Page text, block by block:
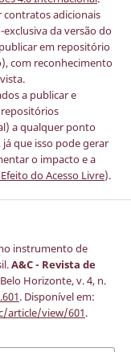
contratos adicionais
da versão do
em repositório
com reconhecimento
a publicar e
a qualquer ponto
que isso pode gerar
o impacto e a
do Acesso Livre).
instrumento de
A&C - Revista de
Horizonte, v. 4, n.
. Disponível em:
article/view/601.